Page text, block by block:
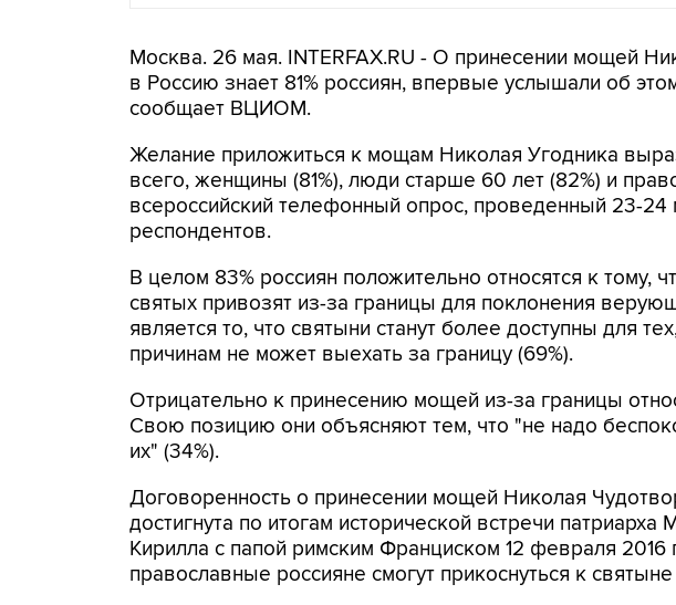
Москва. 26 мая. INTERFAX.RU - О принесении мощей
в Россию знает 81% россиян, впервые услышали об
сообщает ВЦИОМ.
Желание приложиться к мощам Николая Угодника
всего, женщины (81%), люди старше 60 лет (82%) и
всероссийский телефонный опрос, проведенный 23-24
респондентов.
В целом 83% россиян положительно относятся к тому,
святых привозят из-за границы для поклонения
является то, что святыни станут более доступны для
причинам не может выехать за границу (69%).
Отрицательно к принесению мощей из-за границы
Свою позицию они объясняют тем, что "не надо
их" (34%).
Договоренность о принесении мощей Николая
достигнута по итогам исторической встречи патриарха
Кирилла с папой римским Франциском 12 февраля
православные россияне смогут прикоснуться к